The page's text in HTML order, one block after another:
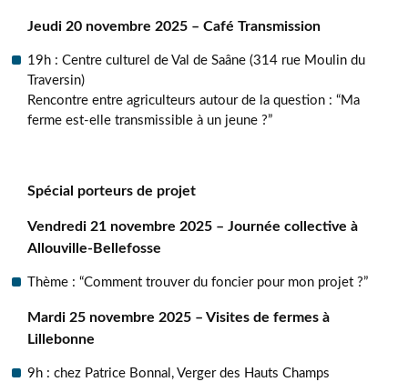
Jeudi 20 novembre 2025 – Café Transmission
19h : Centre culturel de Val de Saâne (314 rue Moulin du
Traversin)
Rencontre entre agriculteurs autour de la question : “Ma
ferme est-elle transmissible à un jeune ?”
Spécial porteurs de projet
Vendredi 21 novembre 2025 – Journée collective à
Allouville-Bellefosse
Thème : “Comment trouver du foncier pour mon projet ?”
Mardi 25 novembre 2025 – Visites de fermes à
Lillebonne
9h : chez Patrice Bonnal, Verger des Hauts Champs